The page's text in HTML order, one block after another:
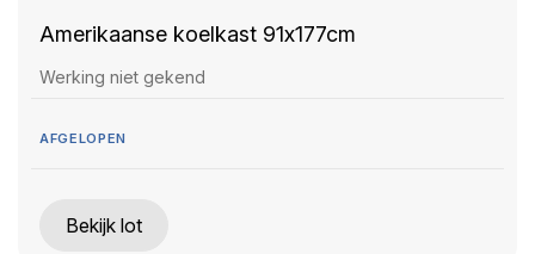
Amerikaanse koelkast 91x177cm
Werking niet gekend
AFGELOPEN
Bekijk lot